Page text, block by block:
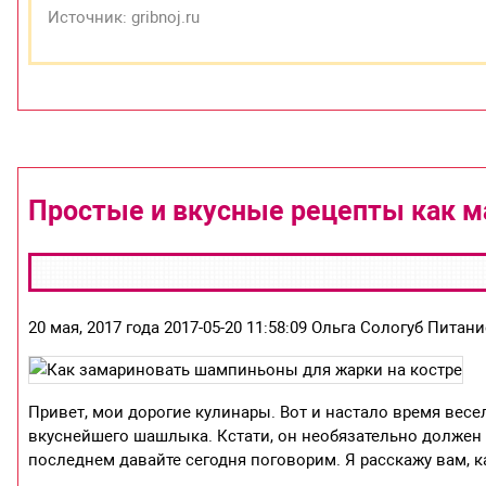
Источник: gribnoj.ru
Простые и вкусные рецепты как
20 мая, 2017 года 2017-05-20 11:58:09 Ольга Сологуб
Привет, мои дорогие кулинары. Вот и настало время
вкуснейшего шашлыка. Кстати, он необязательно
последнем давайте сегодня поговорим. Я расскажу